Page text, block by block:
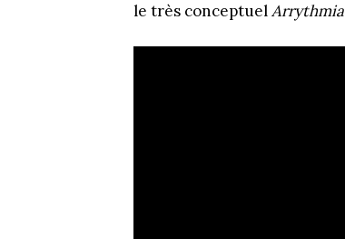
le très conceptuelArrythmia